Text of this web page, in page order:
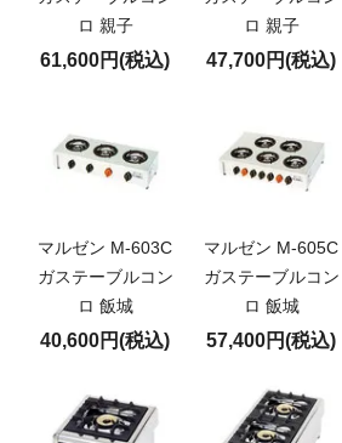
ロ 親子
61,600円(税込)
ロ 親子
47,700円(税込)
マルゼン M-603C
ガステーブルコン
ロ 飯城
40,600円(税込)
マルゼン M-605C
ガステーブルコン
ロ 飯城
57,400円(税込)